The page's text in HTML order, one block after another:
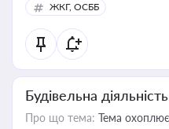
ЖКГ, ОСББ
Будівельна діяльність
Про що тема: Тема